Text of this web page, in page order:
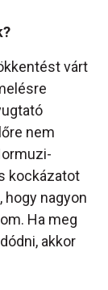
várt
nem
kockázatot
hogy nagyon
Ha meg
akkor